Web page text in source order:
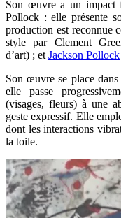
Son œuvre a un impact
Pollock : elle présente
production est reconnue
style par Clement
d’art) ; et Jackson Pollock
Son œuvre se place
elle passe
(visages, fleurs) à une
geste expressif. Elle
dont les interactions
la toile.